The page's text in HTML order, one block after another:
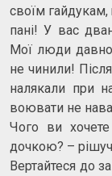
своїм
пані! У вас
Мої люди
не чинили!
налякали при
воювати не
Чого ви
дочкою? –
Вертайтеся до